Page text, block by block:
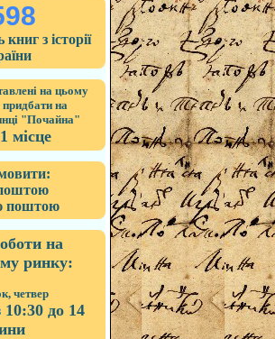
з історії
на цьому
на
"Почайна"
місце
поштою
на
ринку:
четвер
до 14